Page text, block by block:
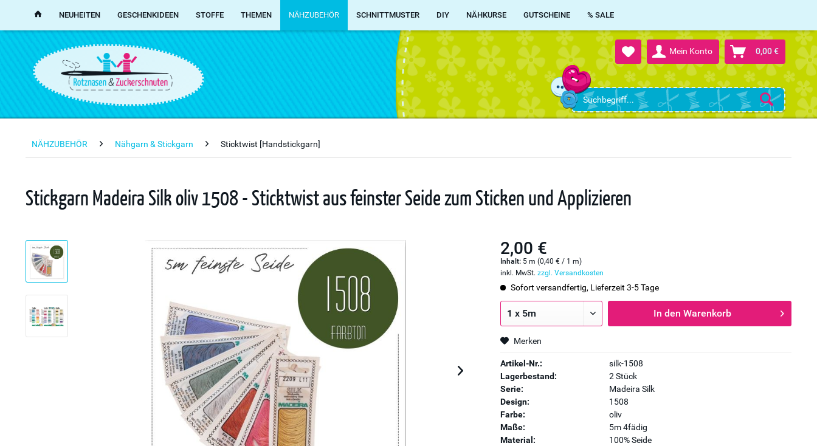
Mein Konto 0,00 €
NEUHEITEN GESCHENKIDEEN STOFFE THEMEN NÄHZUBEHÖR SCHNITTMUSTER DIY NÄHKURSE GUTSCHEINE % SALE
NÄHZUBEHÖR Nähgarn & Stickgarn Sticktwist [Handstickgarn]
Stickgarn Madeira Silk oliv 1508 - Sticktwist aus feinster Seide zum Sticken und Applizieren
2,00 €
Inhalt: 5 m (0,40 € / 1 m)
inkl. MwSt.zzgl. Versandkosten
Sofort versandfertig, Lieferzeit 3-5 Tage
In den Warenkorb
Merken
Artikel-Nr.:
silk-1508
Lagerbestand:
2 Stück
Serie:
Madeira Silk
Design:
1508
Farbe:
oliv
Maße:
5m 4fädig
Material:
100% Seide